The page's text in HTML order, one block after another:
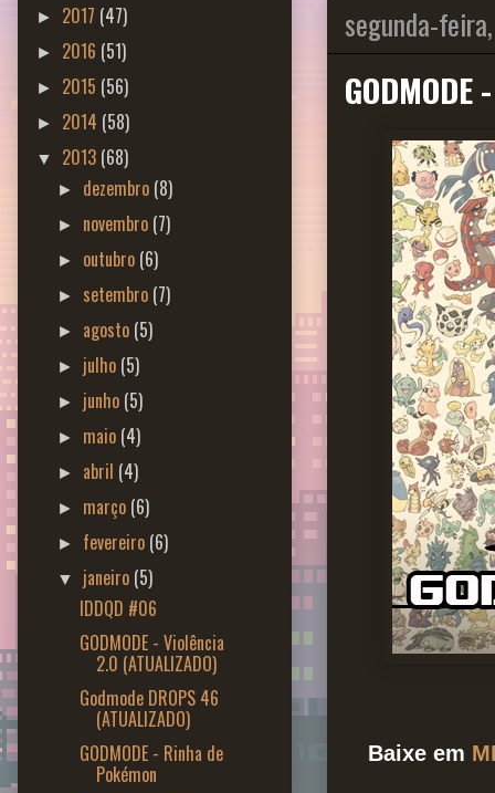
segunda-
Baixe em
► 2017 (47)
► 2016 (51)
► 2015 (56)
► 2014 (58)
▼ 2013 (68)
► dezembro (8)
► novembro (7)
► outubro (6)
► setembro (7)
► agosto (5)
► julho (5)
► junho (5)
► maio (4)
► abril (4)
► março (6)
► fevereiro (6)
▼ janeiro (5)
IDDQD #06
GODMODE - Violência
2.0 (ATUALIZADO)
Godmode DROPS 46
(ATUALIZADO)
GODMODE - Rinha de
Pokémon